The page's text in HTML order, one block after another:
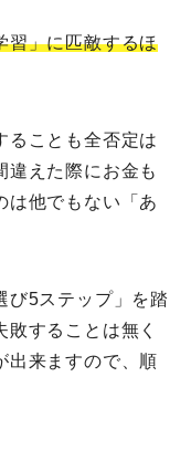
習」に匹敵するほ
ることも全否定は
違えた際にお金も
は他でもない「あ
び5ステップ」を踏
することは無く
出来ますので、順